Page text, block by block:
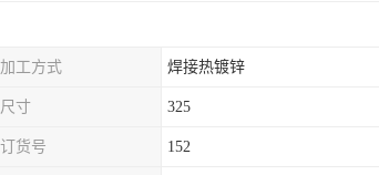
加工方式 焊接热镀锌
尺寸 325
订货号 152